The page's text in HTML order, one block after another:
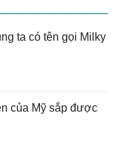
ta có tên gọi Milky
của Mỹ sắp được